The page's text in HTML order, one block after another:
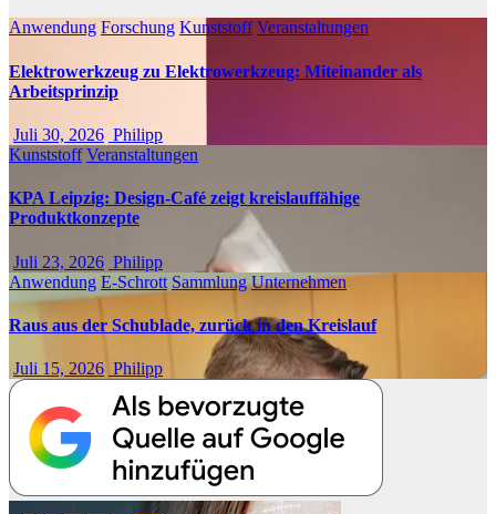
Anwendung Forschung Kunststoff Veranstaltungen
Elektrowerkzeug zu Elektrowerkzeug: Miteinander als
Arbeitsprinzip
Juli 30, 2026 Philipp
Kunststoff Veranstaltungen
KPA Leipzig: Design-Café zeigt kreislauffähige
Produktkonzepte
Juli 23, 2026 Philipp
Anwendung E-Schrott Sammlung Unternehmen
Raus aus der Schublade, zurück in den Kreislauf
Juli 15, 2026 Philipp